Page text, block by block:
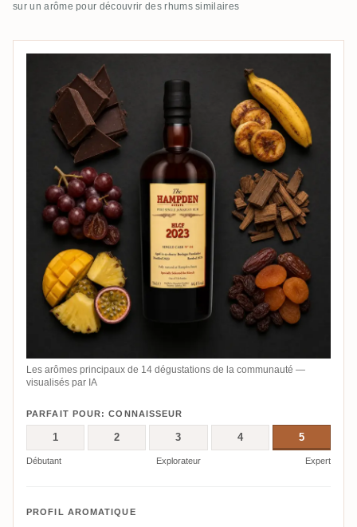
sur un arôme pour découvrir des rhums similaires
Les arômes principaux de 14 dégustations de la communauté —
visualisés par IA
PARFAIT POUR: CONNAISSEUR
1 2 3 4 5
Débutant Explorateur Expert
PROFIL AROMATIQUE